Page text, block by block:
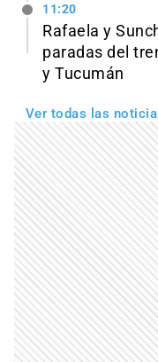
11:20
Rafaela y
paradas del
y Tucumán
Ver todas las